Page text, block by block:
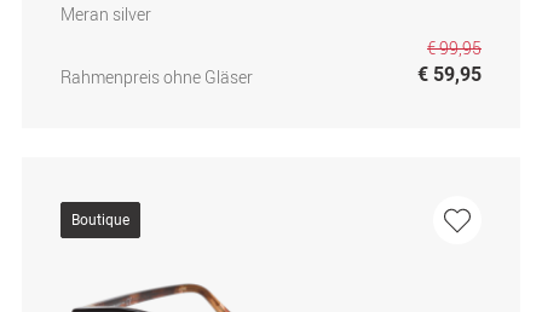
Meran silver
Rahmenpreis ohne Gläser
€ 99,95
€ 59,95
Boutique